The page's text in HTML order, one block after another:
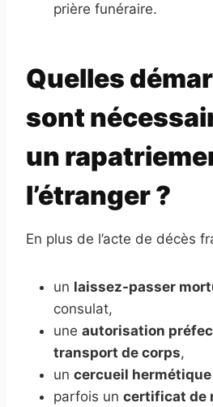
prière funéraire.
Quelles
sont
un
l’étranger ?
En plus de l’acte de décès
un laissez-passer
consulat,
une autorisation
transport de corps,
un cercueil
parfois un certificat de